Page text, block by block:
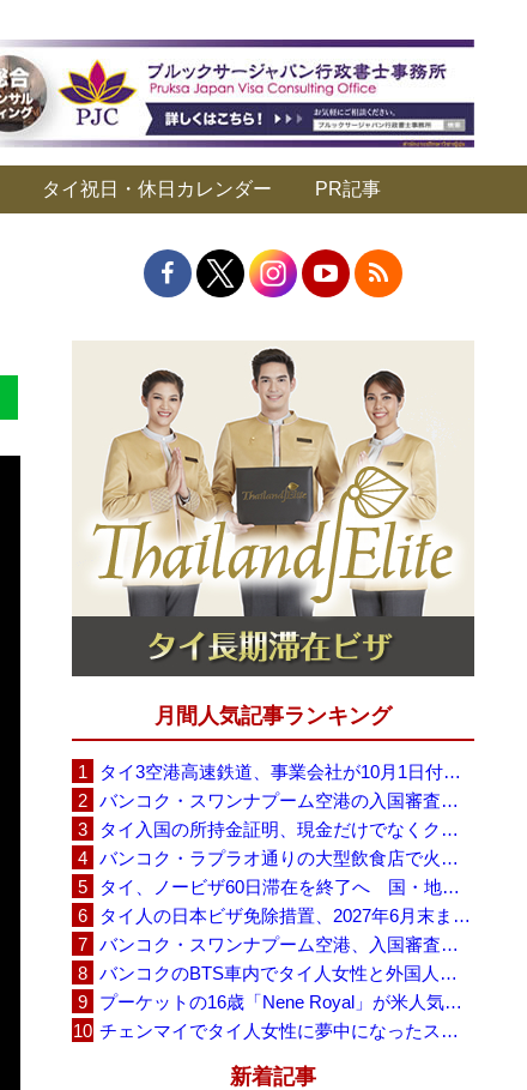
タイ祝日・休日カレンダー PR記事
月間人気記事ランキング
タイ3空港高速鉄道、事業会社が10月1日付の契約終了を通知 「現時点での撤退決定ではない」
バンコク・スワンナプーム空港の入国審査に長蛇の列、SNSで「3～4時間待ち」との投稿が拡散
タイ入国の所持金証明、現金だけでなくクレジットカードや銀行明細も提示可能
バンコク・ラプラオ通りの大型飲食店で火災、27人死亡・多数負傷
タイ、ノービザ60日滞在を終了へ 国・地域別に30日・15日へ再編
タイ人の日本ビザ免除措置、2027年6月末まで延長 不安広がる中でひとまず安堵
バンコク・スワンナプーム空港、入国審査で2～3時間待ちの時間帯も 審査厳格化と人員不足が影響か
バンコクのBTS車内でタイ人女性と外国人学生グループが口論、騒音めぐる動画が拡散
プーケットの16歳「Nene Royal」が米人気番組で圧巻の演奏、審査員4人全員が「Yes」
チェンマイでタイ人女性に夢中になったスウェーデン人男性、全財産を失い捨てられる
新着記事